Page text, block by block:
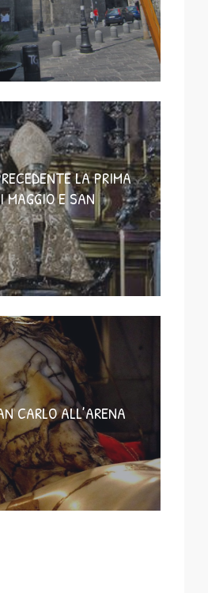
LA PRIMA
MAGGIO E SAN
CARLO ALL’ARENA